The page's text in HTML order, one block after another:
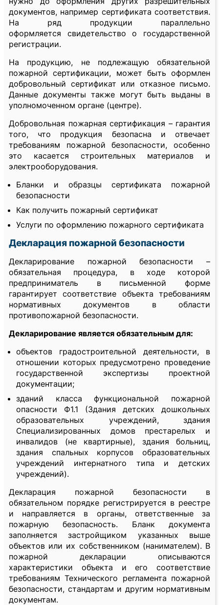
документов, например сертификата соответствия.
На ряд продукции параллельно
оформляется свидетельство о государственной
регистрации.
На продукцию, не подлежащую обязательной
пожарной сертификации, может быть оформлен
добровольный сертификат или отказное письмо.
Данные документы также могут быть выданы в
уполномоченном органе (центре).
Добровольная пожарная сертификация – гарантия
того, что продукция безопасна и отвечает
требованиям пожарной безопасности, особенно
это касается строительных материалов и
электрооборудования.
Бланки и образцы сертификата пожарной
безопасности
Как получить пожарный сертификат
Услуги по оформлению пожарного сертификата
Декларация пожарной безопасности
Декларирование пожарной безопасности –
обязательная процедура, в ходе которой
предприниматель в письменной форме
гарантирует соответствие объекта требованиям
нормативных документов в области
противопожарной безопасности.
Декларирование является обязательным для:
объектов градостроительной деятельности, в
отношении которых предусмотрено проведение
государственной экспертизы проектной
документации;
зданий класса функциональной пожарной
опасности Ф1.1 (Здания детских дошкольных
образовательных учреждений, здания
Специализированных домов престарелых и
инвалидов (не квартирные), здания больниц,
здания спальных корпусов образовательных
учреждений интернатного типа и детских
учреждений).
Декларация пожарной безопасности в
обязательном порядке регистрируется в реестре
и направляется в органы, ответственные за
пожарную безопасность. Бланк документа
заполняется застройщиком указанных выше
объектов или их собственником (нанимателем). В
пожарной декларации описываются
характеристики объекта и его соответствие
требованиям Технического регламента пожарной
безопасности, стандартам и другим нормативным
документам.